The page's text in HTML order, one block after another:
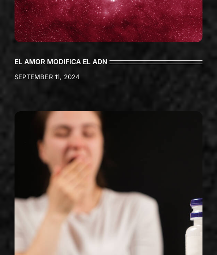
EL AMOR MODIFICA EL ADN
SEPTEMBER 11, 2024